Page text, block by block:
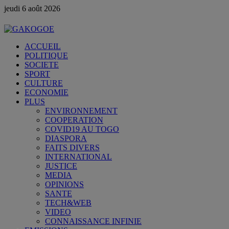
jeudi 6 août 2026
ACCUEIL
POLITIQUE
SOCIETE
SPORT
CULTURE
ECONOMIE
PLUS
ENVIRONNEMENT
COOPERATION
COVID19 AU TOGO
DIASPORA
FAITS DIVERS
INTERNATIONAL
JUSTICE
MEDIA
OPINIONS
SANTE
TECH&WEB
VIDEO
CONNAISSANCE INFINIE